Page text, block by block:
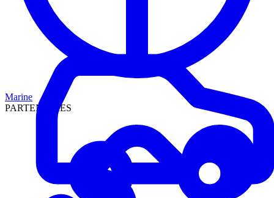
Marine
PARTENAIRES